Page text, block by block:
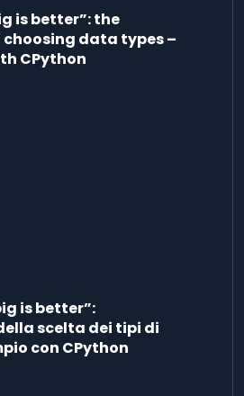
is better”: the
data types –
CPython
is better”:
scelta dei tipi di
con CPython